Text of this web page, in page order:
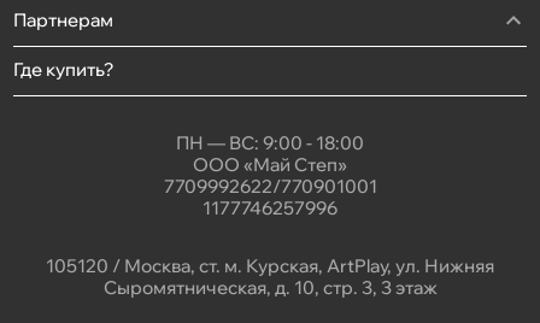
Партнерам
Где купить?
ПН — ВС: 9:00 - 18:00
ООО «Май Степ»
7709992622/770901001
1177746257996
105120 / Москва, ст. м. Курская, ArtPlay, ул. Нижняя
Сыромятническая, д. 10, стр. 3, 3 этаж